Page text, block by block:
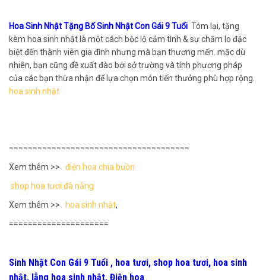
Hoa Sinh Nhật Tặng Bố Sinh Nhật Con Gái 9 Tuổi Tóm lại, tặng
kèm hoa sinh nhật là một cách bộc lộ cảm tình & sự chăm lo đặc
biệt đến thành viên gia đình nhưng mà bạn thương mến. mặc dù
nhiên, bạn cũng đề xuất đào bới sở trường và tính phương pháp
của các bạn thừa nhận để lựa chọn món tiến thưởng phù hợp rộng.
hoa sinh nhật
======================================
Xem thêm >>
điện hoa chia buồn
shop hoa tươi đà nẵng
Xem thêm >>
hoa sinh nhật,
=====================
Sinh Nhật Con Gái 9 Tuổi , hoa tươi, shop hoa tươi, hoa sinh
nhật, lẵng hoa sinh nhật, Điện hoa